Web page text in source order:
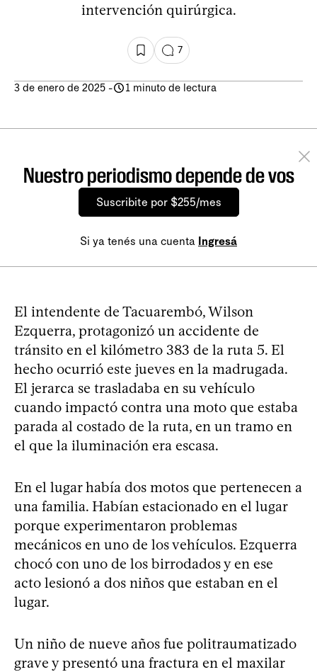
intervención quirúrgica.
7
3 de enero de 2025 - 1 minuto de lectura
Nuestro periodismo depende de vos
Suscribite por $255/mes
Si ya tenés una cuenta Ingresá
El intendente de Tacuarembó, Wilson
Ezquerra, protagonizó un accidente de
tránsito en el kilómetro 383 de la ruta 5. El
hecho ocurrió este jueves en la madrugada.
El jerarca se trasladaba en su vehículo
cuando impactó contra una moto que estaba
parada al costado de la ruta, en un tramo en
el que la iluminación era escasa.
En el lugar había dos motos que pertenecen a
una familia. Habían estacionado en el lugar
porque experimentaron problemas
mecánicos en uno de los vehículos. Ezquerra
chocó con uno de los birrodados y en ese
acto lesionó a dos niños que estaban en el
lugar.
Un niño de nueve años fue politraumatizado
grave y presentó una fractura en el maxilar